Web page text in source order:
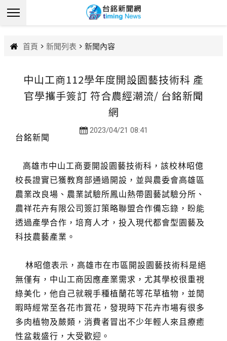
首頁 > 新聞列表 > 新聞內容
中山工商112學年度開設園藝技術科 產
官學攜手簽訂 符合農經潮流/ 台銘新聞
網
2023/04/21 08:41
台銘新聞
高雄市中山工商要開設園藝技術科，該校林昭億
校長證實已獲教育部通過開設，並與農委會高雄區
農業改良場、農業試驗所鳳山熱帶園藝試驗分所、
農祥花卉有限公司簽訂策略聯盟合作備忘錄，盼能
透過產學合作，培育人才，投入現代都會型園藝及
科技農藝產業。
林昭億表示，高雄市在市區開設園藝技術科是絕
無僅有，中山工商因應產業需求，尤其學校很重視
綠美化，他自己就親手種植蘭花等花草植物，並閒
暇時經常至各花市賞花，發現時下花卉市場有很多
多肉植物及蕨類，消費者冒出不少年輕人來且療癒
性盆栽盛行，大受歡迎。